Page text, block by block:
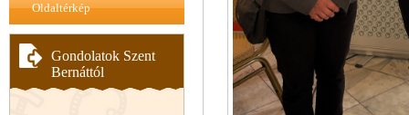
Oldaltérkép
Gondolatok Szent
Bernáttól